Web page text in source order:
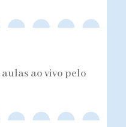
ao vivo pelo